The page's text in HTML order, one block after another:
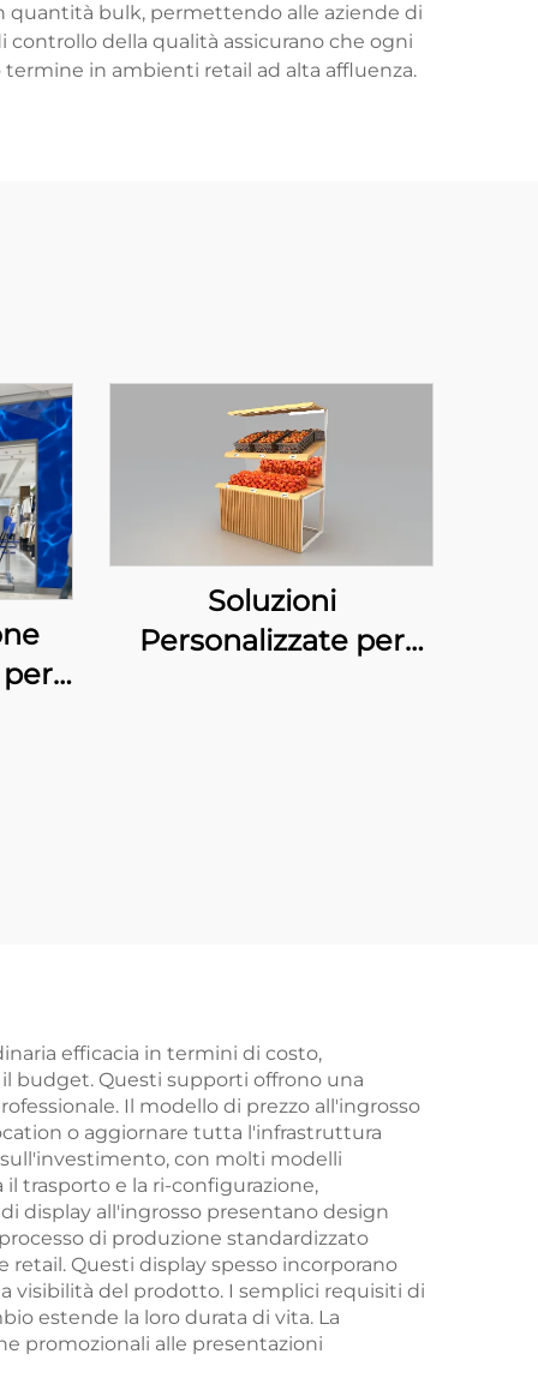
quantità bulk, permettendo alle aziende di
della qualità assicurano che ogni
in ambienti retail ad alta affluenza.
Soluzioni
Personalizzate per
efficacia in termini di costo,
budget. Questi supporti offrono una
Il modello di prezzo all'ingrosso
o aggiornare tutta l'infrastruttura
con molti modelli
trasporto e la ri-configurazione,
display all'ingrosso presentano design
di produzione standardizzato
Questi display spesso incorporano
visibilità del prodotto. I semplici requisiti di
estende la loro durata di vita. La
promozionali alle presentazioni